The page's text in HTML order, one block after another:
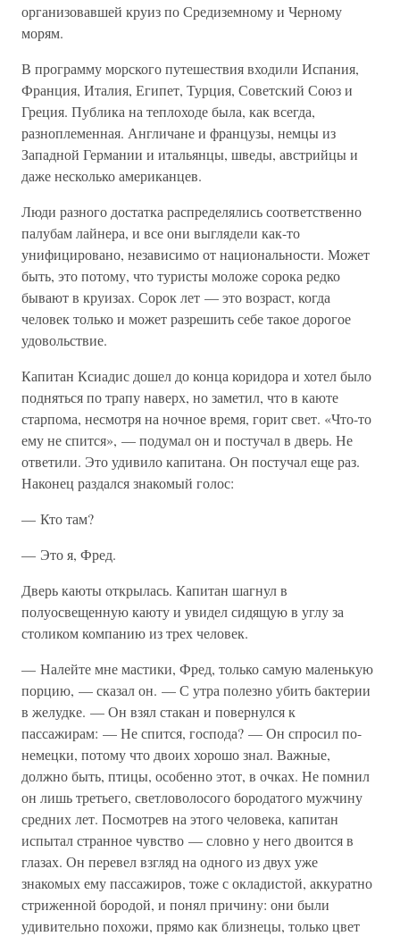
организовавшей круиз по Средиземному и Черному
морям.
В программу морского путешествия входили Испания,
Франция, Италия, Египет, Турция, Советский Союз и
Греция. Публика на теплоходе была, как всегда,
разноплеменная. Англичане и французы, немцы из
Западной Германии и итальянцы, шведы, австрийцы и
даже несколько американцев.
Люди разного достатка распределялись соответственно
палубам лайнера, и все они выглядели как-то
унифицировано, независимо от национальности. Может
быть, это потому, что туристы моложе сорока редко
бывают в круизах. Сорок лет — это возраст, когда
человек только и может разрешить себе такое дорогое
удовольствие.
Капитан Ксиадис дошел до конца коридора и хотел было
подняться по трапу наверх, но заметил, что в каюте
старпома, несмотря на ночное время, горит свет. «Что-то
ему не спится», — подумал он и постучал в дверь. Не
ответили. Это удивило капитана. Он постучал еще раз.
Наконец раздался знакомый голос:
— Кто там?
— Это я, Фред.
Дверь каюты открылась. Капитан шагнул в
полуосвещенную каюту и увидел сидящую в углу за
столиком компанию из трех человек.
— Налейте мне мастики, Фред, только самую маленькую
порцию, — сказал он. — С утра полезно убить бактерии
в желудке. — Он взял стакан и повернулся к
пассажирам: — Не спится, господа? — Он спросил по-
немецки, потому что двоих хорошо знал. Важные,
должно быть, птицы, особенно этот, в очках. Не помнил
он лишь третьего, светловолосого бородатого мужчину
средних лет. Посмотрев на этого человека, капитан
испытал странное чувство — словно у него двоится в
глазах. Он перевел взгляд на одного из двух уже
знакомых ему пассажиров, тоже с окладистой, аккуратно
стриженной бородой, и понял причину: они были
удивительно похожи, прямо как близнецы, только цвет